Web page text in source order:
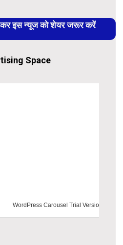
इस न्यूज को शेयर जरूर करें
Space
WordPress Carousel Trial Version